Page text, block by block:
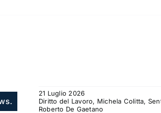
21 Luglio 2026
Diritto del Lavoro, Michela Colitta,
Roberto De Gaetano